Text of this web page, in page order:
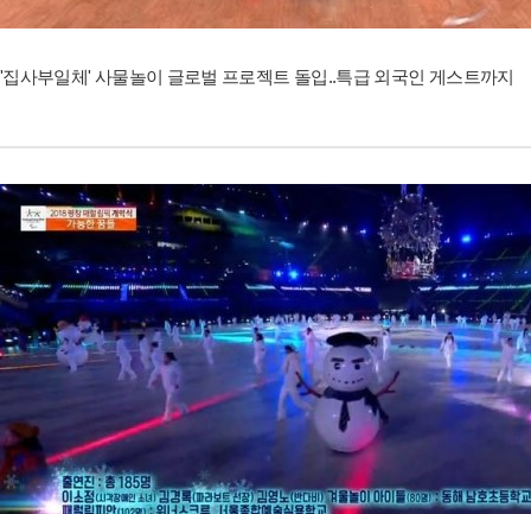
'집사부일체' 사물놀이 글로벌 프로젝트 돌입..특급 외국인 게스트까지